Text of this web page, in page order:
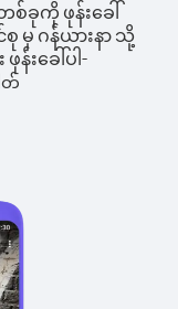
ခုကို ဖုန်းခေါ်
မှ ဂန်ယားနာ သို့
းခေါ်ပါ-
တ်